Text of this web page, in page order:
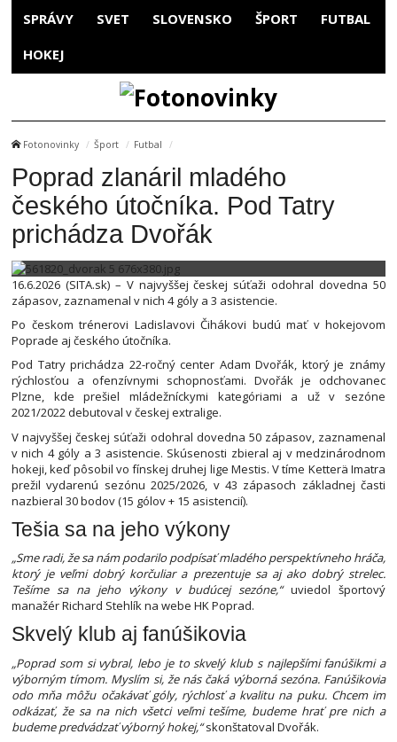
SPRÁVY SVET SLOVENSKO ŠPORT FUTBAL
HOKEJ
Fotonovinky Šport Futbal
Poprad zlanáril mladého
českého útočníka. Pod Tatry
prichádza Dvořák
16.6.2026 (SITA.sk) – V najvyššej českej súťaži odohral dovedna 50
zápasov, zaznamenal v nich 4 góly a 3 asistencie.
Po českom trénerovi Ladislavovi Čihákovi budú mať v hokejovom
Poprade aj českého útočníka.
Pod Tatry prichádza 22-ročný center Adam Dvořák, ktorý je známy
rýchlosťou a ofenzívnymi schopnosťami. Dvořák je odchovanec
Plzne, kde prešiel mládežníckymi kategóriami a už v sezóne
2021/2022 debutoval v českej extralige.
V najvyššej českej súťaži odohral dovedna 50 zápasov, zaznamenal
v nich 4 góly a 3 asistencie. Skúsenosti zbieral aj v medzinárodnom
hokeji, keď pôsobil vo fínskej druhej lige Mestis. V tíme Ketterä Imatra
prežil vydarenú sezónu 2025/2026, v 43 zápasoch základnej časti
nazbieral 30 bodov (15 gólov + 15 asistencií).
Tešia sa na jeho výkony
„Sme radi, že sa nám podarilo podpísať mladého perspektívneho hráča,
ktorý je veľmi dobrý korčuliar a prezentuje sa aj ako dobrý strelec.
Tešíme sa na jeho výkony v budúcej sezóne,“uviedol športový
manažér Richard Stehlík na webe HK Poprad.
Skvelý klub aj fanúšikovia
„Poprad som si vybral, lebo je to skvelý klub s najlepšími fanúšikmi a
výborným tímom. Myslím si, že nás čaká výborná sezóna. Fanúšikovia
odo mňa môžu očakávať góly, rýchlosť a kvalitu na puku. Chcem im
odkázať, že sa na nich všetci veľmi tešíme, budeme hrať pre nich a
budeme predvádzať výborný hokej,“skonštatoval Dvořák.